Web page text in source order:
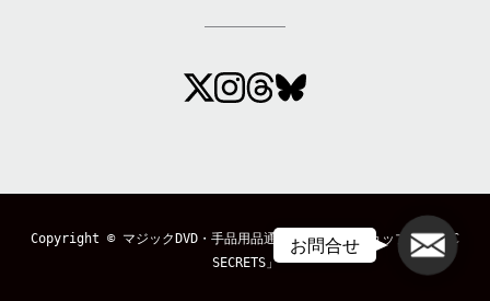
Copyright © マジックDVD・手品用品通販のマジックショップ「MAGIC
SECRETS」
メール
お問合せ